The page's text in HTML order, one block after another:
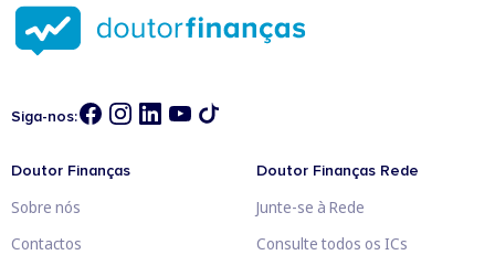
Siga-nos:
Doutor Finanças
Sobre nós
Contactos
Doutor Finanças Rede
Junte-se à Rede
Consulte todos os ICs